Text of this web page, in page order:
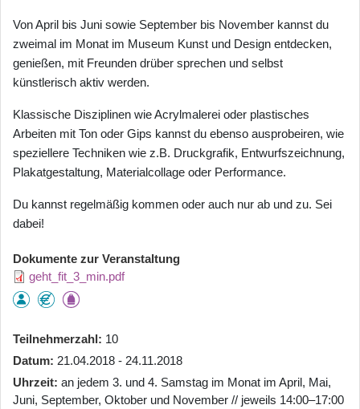
Von April bis Juni sowie September bis November kannst du
zweimal im Monat im Museum Kunst und Design entdecken,
genießen, mit Freunden drüber sprechen und selbst
künstlerisch aktiv werden.
Klassische Disziplinen wie Acrylmalerei oder plastisches
Arbeiten mit Ton oder Gips kannst du ebenso ausprobeiren, wie
speziellere Techniken wie z.B. Druckgrafik, Entwurfszeichnung,
Plakatgestaltung, Materialcollage oder Performance.
Du kannst regelmäßig kommen oder auch nur ab und zu. Sei
dabei!
Dokumente zur Veranstaltung
geht_fit_3_min.pdf
Teilnehmerzahl
10
Datum 21.04.2018 - 24.11.2018
Uhrzeit an jedem 3. und 4. Samstag im Monat im April, Mai,
Juni, September, Oktober und November // jeweils 14:00–17:00